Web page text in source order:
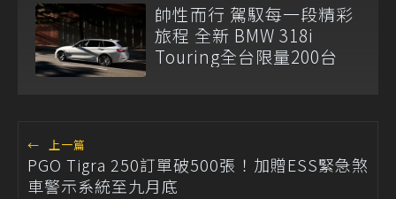
帥性而行 駕馭每一段精彩
旅程 全新 BMW 318i
Touring全台限量200台
← 上一篇
PGO Tigra 250訂單破500張！加贈ESS緊急煞
車警示系統至九月底